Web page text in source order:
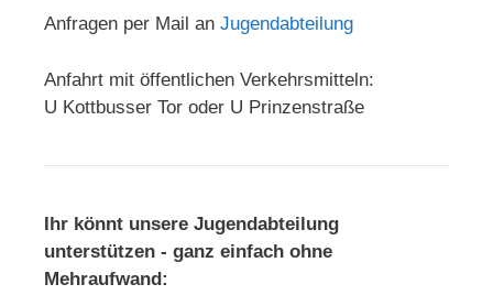
Anfragen per Mail an Jugendabteilung
Anfahrt mit öffentlichen Verkehrsmitteln:
U Kottbusser Tor oder U Prinzenstraße
Ihr könnt unsere Jugendabteilung
unterstützen - ganz einfach ohne
Mehraufwand: